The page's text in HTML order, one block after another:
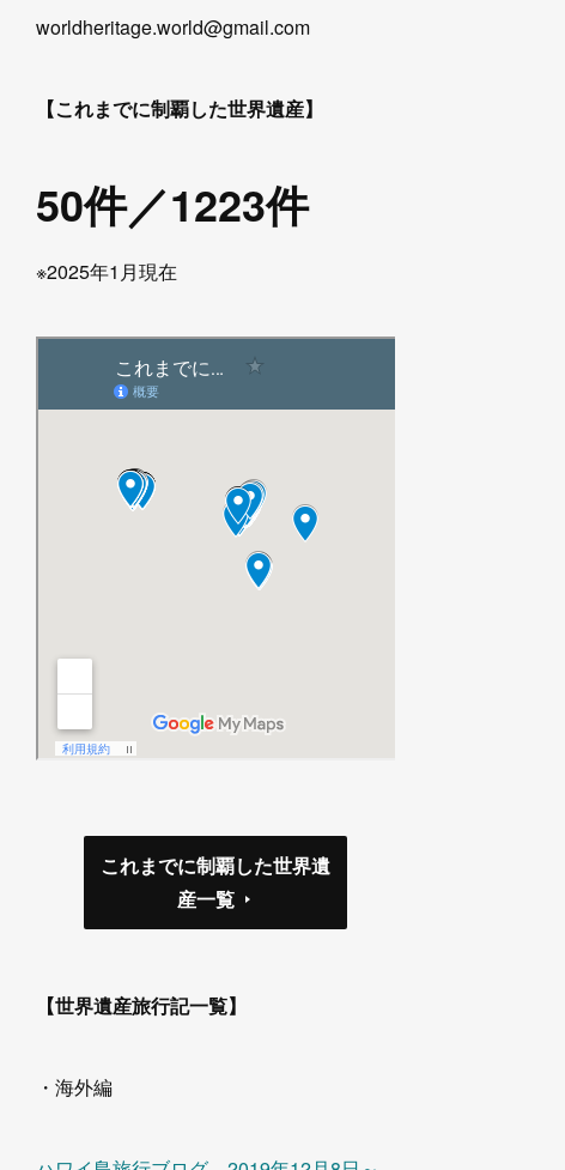
worldheritage.world@gmail.com
【これまでに制覇した世界遺産】
50件／1223件
※2025年1月現在
これまでに制覇した世界遺
産一覧
【世界遺産旅行記一覧】
・海外編